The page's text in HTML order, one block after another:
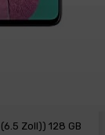
Zoll)) 128 GB